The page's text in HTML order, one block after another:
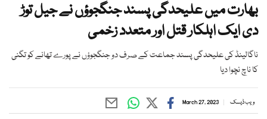
بھارت میں علیحدگی پسند جنگجوؤں نے جیل توڑ
دی ایک اہلکار قتل اور متعدد زخمی
ناگالینڈ کی علیحدگی پسند جماعت کے صرف دو جنگجوؤں نے پورے تھانے کو تگنی
کا ناچ نچوا دیا
ویب ڈیسک March 27, 2023